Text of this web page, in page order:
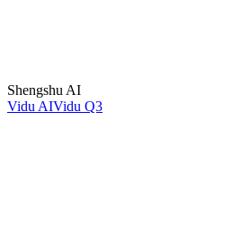
Shengshu AI
Vidu AIVidu Q3